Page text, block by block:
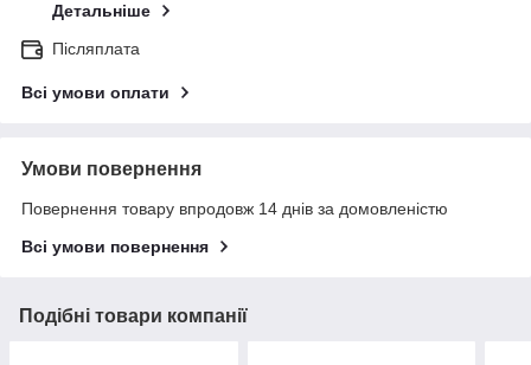
Детальніше
Післяплата
Всі умови оплати
Умови повернення
Повернення товару впродовж 14 днів за домовленістю
Всі умови повернення
Подібні товари компанії